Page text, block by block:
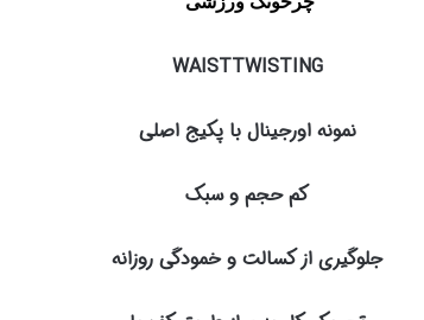
WAISTTWISTING
نمونه اورجینال با پکیج اصلی
کم حجم و سبک
جلوگیری از کسالت و خمودگی روزانه